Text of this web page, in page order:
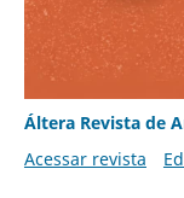
Áltera Revista de
Acessar revista